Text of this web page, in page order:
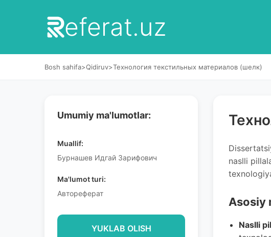
eferat.uz
Bosh sahifa>Qidiruv>Технология текстильных материалов (шелк)
Umumiy ma'lumotlar:
Muallif:
Бурнашев Идгай Зарифович
Ma'lumot turi:
Автореферат
YUKLAB OLISH
naslli
Asosiy
Naslli